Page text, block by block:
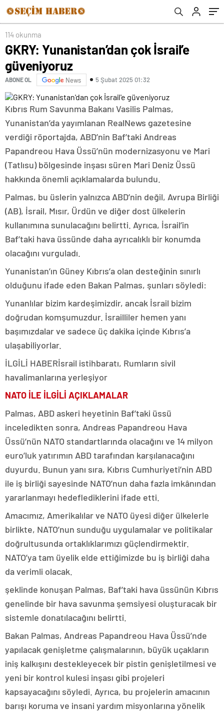
114 okunma
GKRY: Yunanistan’dan çok İsrail’e
güveniyoruz
ABONE OL News 5 Şubat 2025 01:32
Kıbrıs Rum Savunma Bakanı Vasilis Palmas,
Yunanistan’da yayımlanan RealNews gazetesine
verdiği röportajda, ABD’nin Baf’taki Andreas
Papandreou Hava Üssü’nün modernizasyonu ve Mari
(Tatlısu) bölgesinde inşası süren Mari Deniz Üssü
hakkında önemli açıklamalarda bulundu.
Palmas, bu üslerin yalnızca ABD’nin değil, Avrupa Birliği
(AB), İsrail, Mısır, Ürdün ve diğer dost ülkelerin
kullanımına sunulacağını belirtti. Ayrıca, İsrail’in
Baf’taki hava üssünde daha ayrıcalıklı bir konumda
olacağını vurguladı.
Yunanistan’ın Güney Kıbrıs’a olan desteğinin sınırlı
olduğunu ifade eden Bakan Palmas, şunları söyledi:
Yunanlılar bizim kardeşimizdir, ancak İsrail bizim
doğrudan komşumuzdur. İsrailliler hemen yanı
başımızdalar ve sadece üç dakika içinde Kıbrıs’a
ulaşabiliyorlar.
İLGİLİ HABERİsrail istihbaratı, Rumların sivil
havalimanlarına yerleşiyor
NATO İLE İLGİLİ AÇIKLAMALAR
Palmas, ABD askeri heyetinin Baf’taki üssü
inceledikten sonra, Andreas Papandreou Hava
Üssü’nün NATO standartlarında olacağını ve 14 milyon
euro’luk yatırımın ABD tarafından karşılanacağını
duyurdu. Bunun yanı sıra, Kıbrıs Cumhuriyeti’nin ABD
ile iş birliği sayesinde NATO’nun daha fazla imkânından
yararlanmayı hedeflediklerini ifade etti.
Amacımız, Amerikalılar ve NATO üyesi diğer ülkelerle
birlikte, NATO’nun sunduğu uygulamalar ve politikalar
doğrultusunda ortaklıklarımızı güçlendirmektir.
NATO’ya tam üyelik elde ettiğimizde bu iş birliği daha
da verimli olacak.
şeklinde konuşan Palmas, Baf’taki hava üssünün Kıbrıs
genelinde bir hava savunma şemsiyesi oluşturacak bir
sistemle donatılacağını belirtti.
Bakan Palmas, Andreas Papandreou Hava Üssü’nde
yapılacak genişletme çalışmalarının, büyük uçakların
iniş kalkışını destekleyecek bir pistin genişletilmesi ve
yeni bir kontrol kulesi inşası gibi projeleri
kapsayacağını söyledi. Ayrıca, bu projelerin amacının
barışı koruma ve insani yardım misyonlarına yönelik